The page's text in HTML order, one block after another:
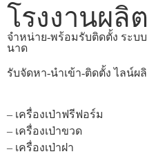
โรงงานผลิ
จำหน่าย-พร้อมรับติดตั้ง ระบ
นาด
รับจัดหา-นำเข้า-ติดตั้ง ไลน์ผ
– เครื่องเป่าฟรีฟอร์ม
– เครื่องเป่าขวด
– เครื่องเป่าฝา